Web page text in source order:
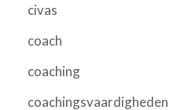
civas
coach
coaching
coachingsvaardigheden